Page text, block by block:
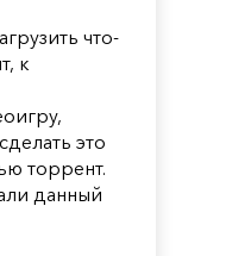
что-
к
это
торрент.
данный